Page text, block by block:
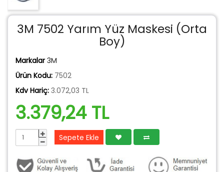
3M 7502 Yarım Yüz Maskesi (Orta
Boy)
Markalar 3M
Ürün Kodu: 7502
Kdv Hariç: 3.072,03 TL
3.379,24 TL
Sepete Ekle